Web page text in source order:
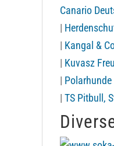
Canario
|
| Kangal &
| Kuvasz
|
| TS Pitbull,